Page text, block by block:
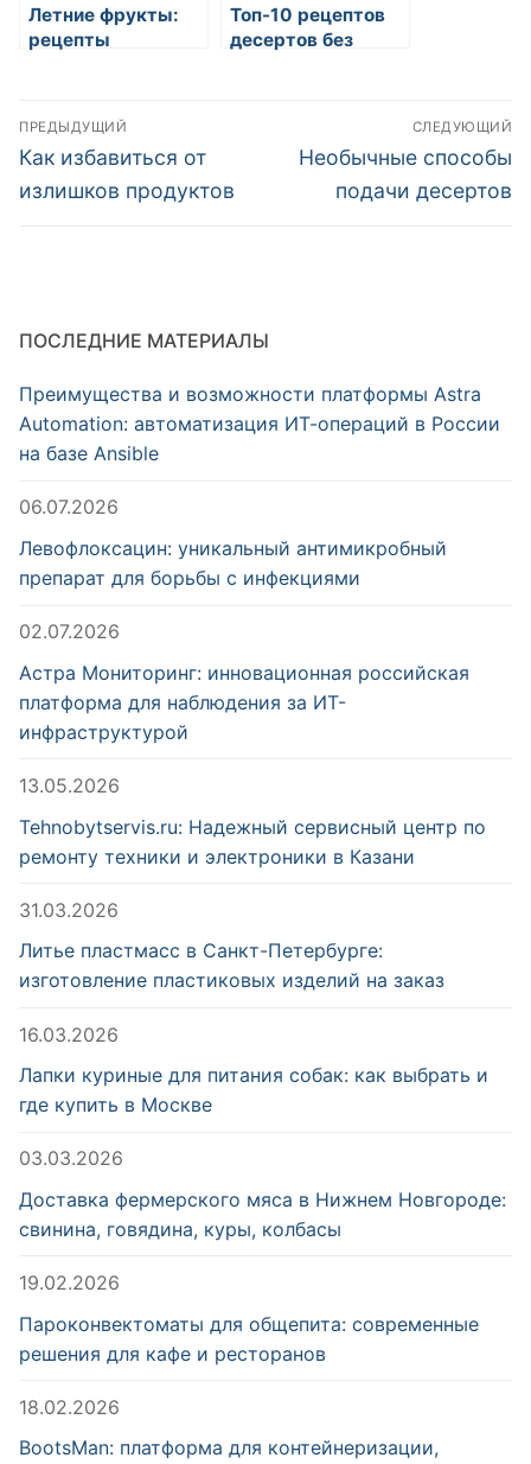
Летние фрукты:
рецепты
Топ-10 рецептов
десертов без
Навигация
по
записям
ПРЕДЫДУЩИЙ
Предыдущая
запись:
Как избавиться от
излишков продуктов
СЛЕДУЮЩИЙ
Следующая
запись:
Необычные способы
подачи десертов
ПОСЛЕДНИЕ МАТЕРИАЛЫ
Преимущества и возможности платформы Astra
Automation: автоматизация ИТ-операций в России
на базе Ansible
06.07.2026
Левофлоксацин: уникальный антимикробный
препарат для борьбы с инфекциями
02.07.2026
Астра Мониторинг: инновационная российская
платформа для наблюдения за ИТ-
инфраструктурой
13.05.2026
Tehnobytservis.ru: Надежный сервисный центр по
ремонту техники и электроники в Казани
31.03.2026
Литье пластмасс в Санкт-Петербурге:
изготовление пластиковых изделий на заказ
16.03.2026
Лапки куриные для питания собак: как выбрать и
где купить в Москве
03.03.2026
Доставка фермерского мяса в Нижнем Новгороде:
свинина, говядина, куры, колбасы
19.02.2026
Пароконвектоматы для общепита: современные
решения для кафе и ресторанов
18.02.2026
BootsMan: платформа для контейнеризации,